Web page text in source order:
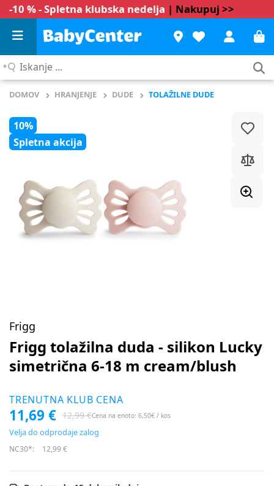
-10 % - Spletna klubska nedelja | Nakupuj >>
Iskanje
DOMOV HRANJENJE DUDE TOLAŽILNE DUDE
10%
Spletna akcija
Frigg
Frigg tolažilna duda - silikon Lucky
simetrična 6-18 m cream/blush
TRENUTNA KLUB CENA
11,69 € 12,99 €Cena na enoto: 6,50€ / kos
Velja do odprodaje zalog
NC30*: 12,99 €